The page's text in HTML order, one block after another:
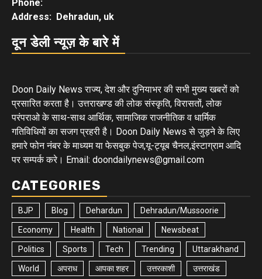
Phone:
Address: Dehradun, uk
दून डेली न्यूज़ के बारे में
Doon Daily News राज्य, देश और दुनियाभर की सभी मुख्य खबरों को
प्रसारित करता है। उत्तराखण्ड की लोक संस्कृति, विरासतों, लोक
परंपराओ के साथ-साथ आर्थिक, सामाजिक राजनीतिक व धार्मिक
गतिविधियों का सजग प्रहरी है। Doon Daily News से जुड़ने के लिए
हमारे फोन नंबर के माध्यम या फेसबुक पेज,यू-ट्यूब चैनल,इंस्टाग्राम आदि
पर सम्पर्क करे। Email: doondailynews@gmail.com
CATEGORIES
BJP Blog Dehardun Dehradun/Mussoorie
Economy Health National Newsbeat
Politics Sports Tech Trending Uttarakhand
World अपराध आपका शहर उत्तरकाशी उत्तराखंड